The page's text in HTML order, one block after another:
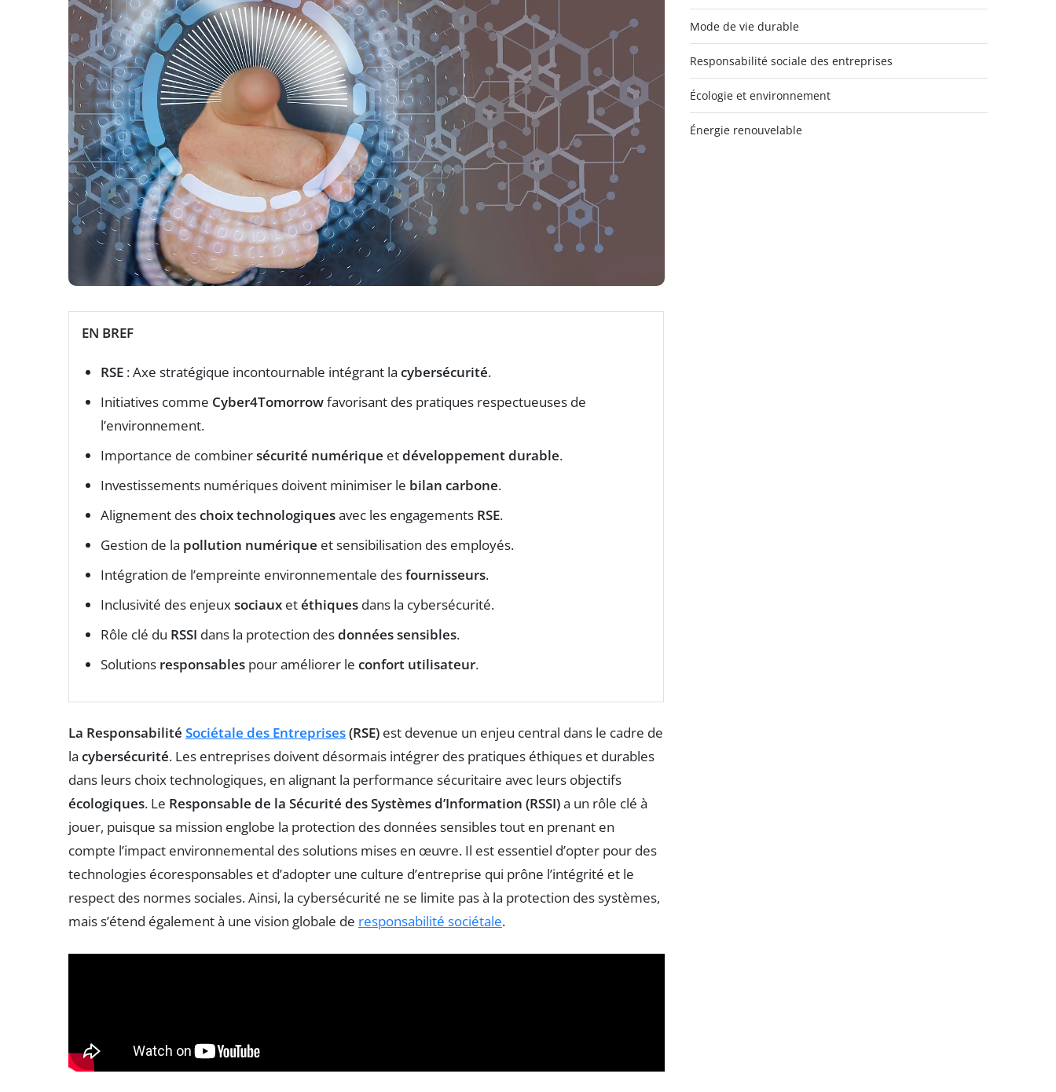
EN BREF
RSE : Axe stratégique incontournable intégrant la cybersécurité.
Initiatives comme Cyber4Tomorrowfavorisant des pratiques respectueuses de
l’environnement.
Importance de combinersécurité numérique etdéveloppement durable.
Investissements numériques doivent minimiser le bilan carbone.
Alignement deschoix technologiquesavec les engagements RSE.
Gestion de la pollution numérique et sensibilisation des employés.
Intégration de l’empreinte environnementale desfournisseurs.
Inclusivité des enjeuxsociaux etéthiques dans la cybersécurité.
Rôle clé du RSSI dans la protection desdonnées sensibles.
Solutions responsables pour améliorer le confort utilisateur.
La Responsabilité Sociétale des Entreprises(RSE) est devenue un enjeu central dans le cadre de
la cybersécurité. Les entreprises doivent désormais intégrer des pratiques éthiques et durables
dans leurs choix technologiques, en alignant la performance sécuritaire avec leurs objectifs
écologiques. Le Responsable de la Sécurité des Systèmes d’Information (RSSI)a un rôle clé à
jouer, puisque sa mission englobe la protection des données sensibles tout en prenant en
compte l’impact environnemental des solutions mises en œuvre. Il est essentiel d’opter pour des
technologies écoresponsables et d’adopter une culture d’entreprise qui prône l’intégrité et le
respect des normes sociales. Ainsi, la cybersécurité ne se limite pas à la protection des systèmes,
mais s’étend également à une vision globale de responsabilité sociétale.
Mode de vie durable
Responsabilité sociale des entreprises
Écologie et environnement
Énergie renouvelable